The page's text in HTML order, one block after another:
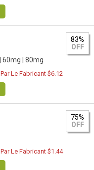
60mg | 80mg
83%
OFF
Le Fabricant $6.12
75%
OFF
Le Fabricant $1.44